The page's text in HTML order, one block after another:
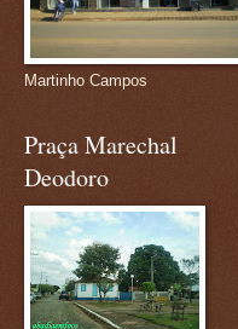
Martinho Campos
Praça Marechal
Deodoro